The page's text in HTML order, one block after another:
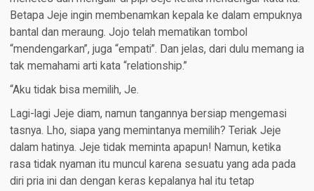
Betapa Jeje ingin membenamkan kepala ke dalam empuknya
bantal dan meraung. Jojo telah mematikan tombol
“mendengarkan”, juga “empati”. Dan jelas, dari dulu memang ia
tak memahami arti kata “relationship.”
“Aku tidak bisa memilih, Je.
Lagi-lagi Jeje diam, namun tangannya bersiap mengemasi
tasnya. Lho, siapa yang memintanya memilih? Teriak Jeje
dalam hatinya. Jeje tidak meminta apapun! Namun, ketika
rasa tidak nyaman itu muncul karena sesuatu yang ada pada
diri pria ini dan dengan keras kepalanya hal itu tetap